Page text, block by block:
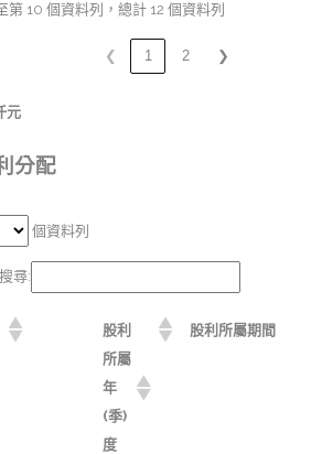
第 10 個資料列，總計 12 個資料列
❮ 1 2 ❯
元
分配
個資料列
搜尋:
股利
所屬
年
(季)
度
股利所屬期間